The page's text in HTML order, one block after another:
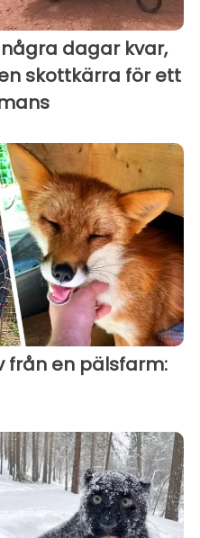
dagar kvar,
skottkärra för ett
från en pälsfarm: